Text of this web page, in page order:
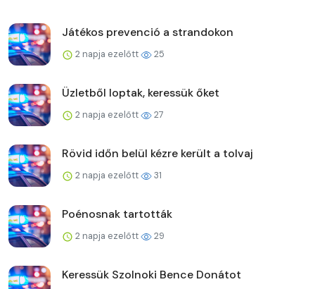
Játékos prevenció a strandokon
2 napja ezelőtt 25
Üzletből loptak, keressük őket
2 napja ezelőtt 27
Rövid időn belül kézre került a tolvaj
2 napja ezelőtt 31
Poénosnak tartották
2 napja ezelőtt 29
Keressük Szolnoki Bence Donátot